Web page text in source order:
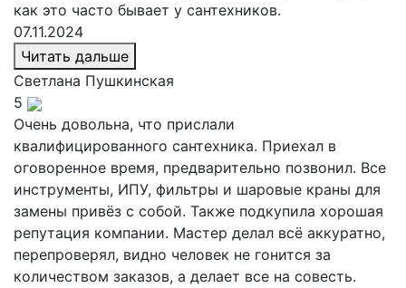
как это часто бывает у сантехников.
07.11.2024
Читать дальше
Светлана Пушкинская
5
Очень довольна, что прислали
квалифицированного сантехника. Приехал в
оговоренное время, предварительно позвонил. Все
инструменты, ИПУ, фильтры и шаровые краны для
замены привёз с собой. Также подкупила хорошая
репутация компании. Мастер делал всё аккуратно,
перепроверял, видно человек не гонится за
количеством заказов, а делает все на совесть.